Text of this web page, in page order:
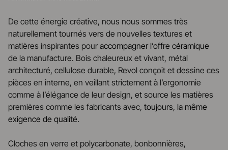
De cette énergie créative, nous nous sommes très
naturellement tournés vers de nouvelles textures et
matières inspirantes pouraccompagner l’offre céramique
de la manufacture. Bois chaleureux et vivant, métal
architecturé, cellulose durable, Revol conçoit et dessine ces
pièces en interne, en veillant strictement à l’ergonomie
comme à l’élégance de leur design, et source les matières
premières comme les fabricants avec, toujours, la même
exigence de qualité.
Cloches en verre et polycarbonate, bonbonnières,